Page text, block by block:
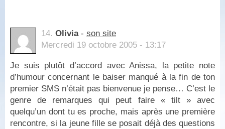
14. Olivia- son site
Mercredi 19 octobre 2005 - 13:17
Je suis plutôt d’accord avec Anissa, la petite note
d’humour concernant le baiser manqué à la fin de ton
premier SMS n’était pas bienvenue je pense… C’est le
genre de remarques qui peut faire « tilt » avec
quelqu’un dont tu es proche, mais après une première
rencontre, si la jeune fille se posait déjà des questions